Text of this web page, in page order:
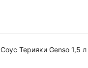
Соус Терияки Genso 1,5 л